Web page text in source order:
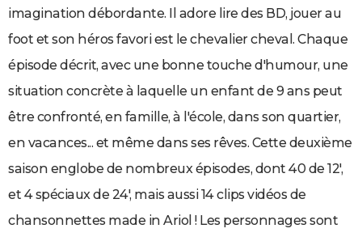
Destinations
City break
Voyage nature
Voyage de noces
Forum
Climat
+
PHOTO
BONS PLANS
CARTE DE VOEUX
Carte de Noël
Carte Bonne année
Carte Saint-Valentin
Carte Pâques
Carte d'anniversaire
DICTIONNAIRE
Dictionnaire
COPAINS D'AVANT
imagination débordante. Il adore lire des BD, jouer au
foot et son héros favori est le chevalier cheval. Chaque
épisode décrit, avec une bonne touche d'humour, une
situation concrète à laquelle un enfant de 9 ans peut
être confronté, en famille, à l'école, dans son quartier,
en vacances... et même dans ses rêves. Cette deuxième
saison englobe de nombreux épisodes, dont 40 de 12',
et 4 spéciaux de 24', mais aussi 14 clips vidéos de
chansonnettes made in Ariol ! Les personnages sont